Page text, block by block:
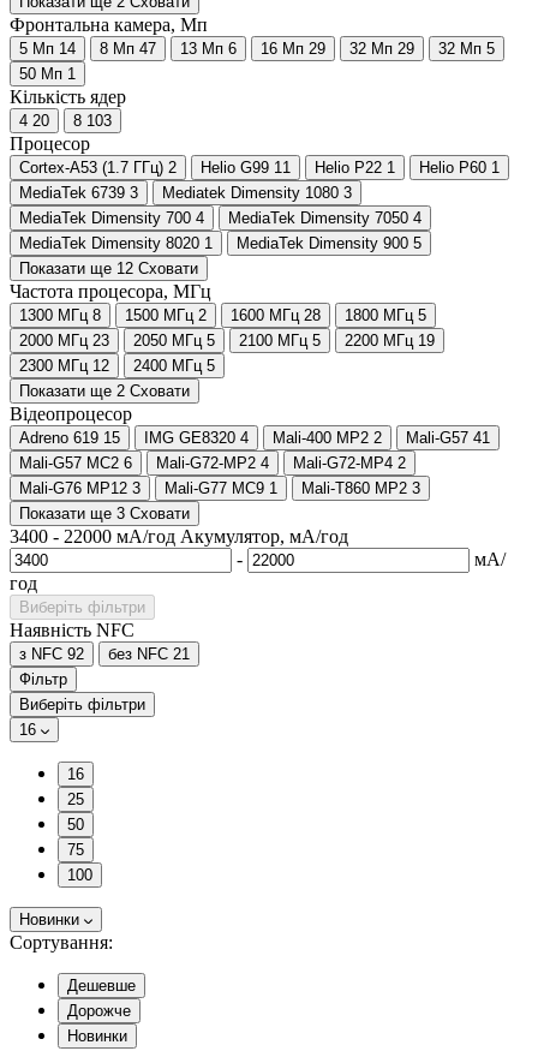
Фронтальна камера, Мп
5 Мп 14 8 Мп 47 13 Мп 6 16 Мп 29 32 Мп 29 32 Мп 5
50 Мп 1
Кількість ядер
4 20 8 103
Процесор
Cortex-A53 (1.7 ГГц) 2 Helio G99 11 Helio P22 1 Helio P60 1
MediaTek 6739 3 Mediatek Dimensity 1080 3
MediaTek Dimensity 700 4 MediaTek Dimensity 7050 4
MediaTek Dimensity 8020 1 MediaTek Dimensity 900 5
Показати ще 12 Сховати
Частота процесора, МГц
1300 МГц 8 1500 МГц 2 1600 МГц 28 1800 МГц 5
2000 МГц 23 2050 МГц 5 2100 МГц 5 2200 МГц 19
2300 МГц 12 2400 МГц 5
Показати ще 2 Сховати
Відеопроцесор
Adreno 619 15 IMG GE8320 4 Mali-400 MP2 2 Mali-G57 41
Mali-G57 MC2 6 Mali-G72-MP2 4 Mali-G72-MP4 2
Mali-G76 MP12 3 Mali-G77 MC9 1 Mali-T860 MP2 3
Показати ще 3 Сховати
3400 - 22000 мА/год Акумулятор, мА/год
-
мА/
год
Виберіть фільтри
Наявність NFC
з NFC 92 без NFC 21
Фільтр
Виберіть фільтри
16
16
25
50
75
100
Новинки
Сортування:
Дешевше
Дорожче
Новинки